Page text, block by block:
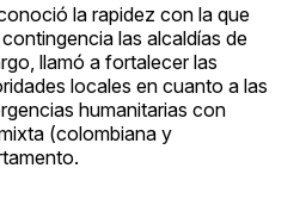
la rapidez con la que
las alcaldías de
llamó a fortalecer las
locales en cuanto a las
humanitarias con
(colombiana y